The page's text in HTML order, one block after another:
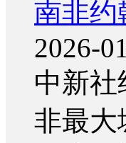
南非约
2026-
中新社
非最大